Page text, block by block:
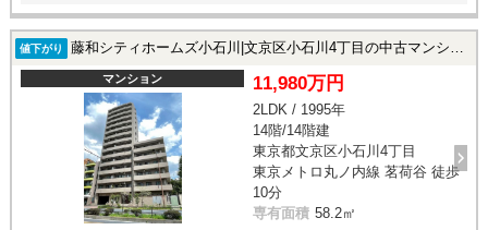
値下がり 藤和シティホームズ小石川|文京区小石川4丁目の中古マンション
マンション 11,980万円
2LDK / 1995年
14階/14階建
東京都文京区小石川4丁目
東京メトロ丸ノ内線 茗荷谷 徒歩
10分
専有面積 58.2㎡